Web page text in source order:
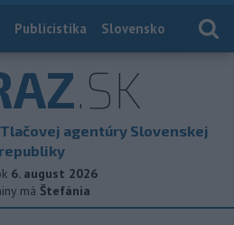
Publicistika Slovensko
.SK
agentúry Slovenskej
republiky
6. august 2026
má Štefánia